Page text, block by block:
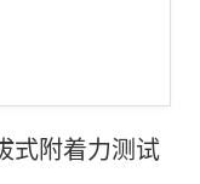
式附着力测试